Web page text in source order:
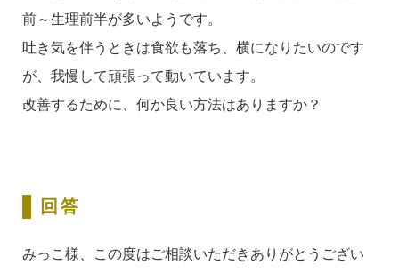
前～生理前半が多いようです。
吐き気を伴うときは食欲も落ち、横になりたいのです
が、我慢して頑張って動いています。
改善するために、何か良い方法はありますか？
回答
みっこ様、この度はご相談いただきありがとうござい